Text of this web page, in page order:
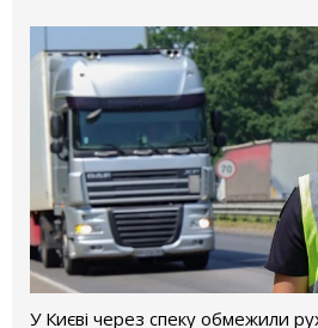
У Києві через спеку обмежили